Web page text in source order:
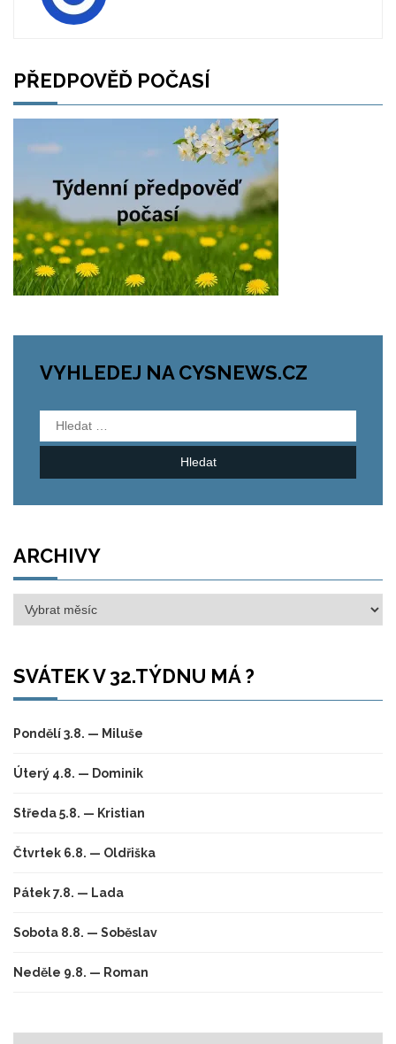
PŘEDPOVĚĎ POČASÍ
VYHLEDEJ NA CYSNEWS.CZ
Vyhledávání
ARCHIVY
Archivy
SVÁTEK V 32.TÝDNU MÁ ?
Pondělí 3.8. — Miluše
Úterý 4.8. — Dominik
Středa 5.8. — Kristian
Čtvrtek 6.8. — Oldřiška
Pátek 7.8. — Lada
Sobota 8.8. — Soběslav
Neděle 9.8. — Roman